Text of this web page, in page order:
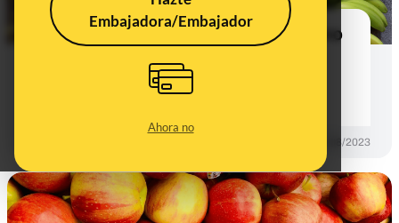
Embajadora/Embajador
Ahora no
El truco de cubrir el rabito del plátano
negro: no hay evidencias de que
04/08/2023